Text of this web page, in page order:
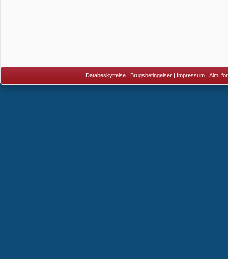
Databeskyttelse | Brugsbetingelser | Impressum | Alm.